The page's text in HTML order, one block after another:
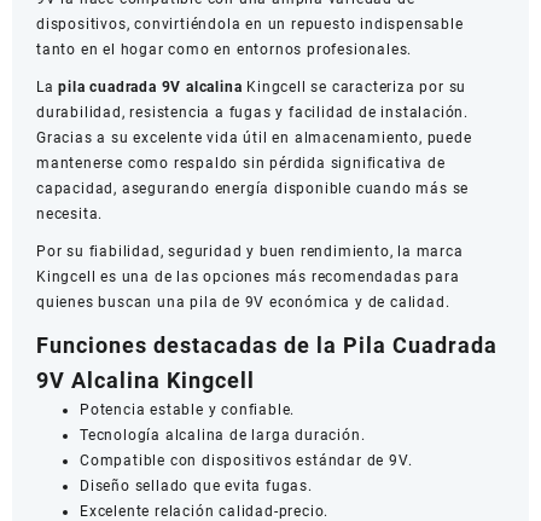
dispositivos, convirtiéndola en un repuesto indispensable
tanto en el hogar como en entornos profesionales.
Lapila cuadrada 9V alcalina Kingcell se caracteriza por su
durabilidad, resistencia a fugas y facilidad de instalación.
Gracias a su excelente vida útil en almacenamiento, puede
mantenerse como respaldo sin pérdida significativa de
capacidad, asegurando energía disponible cuando más se
necesita.
Por su fiabilidad, seguridad y buen rendimiento, la marca
Kingcell es una de las opciones más recomendadas para
quienes buscan una pila de 9V económica y de calidad.
Funciones destacadas de la Pila Cuadrada
9V Alcalina Kingcell
Potencia estable y confiable.
Tecnología alcalina de larga duración.
Compatible con dispositivos estándar de 9V.
Diseño sellado que evita fugas.
Excelente relación calidad-precio.